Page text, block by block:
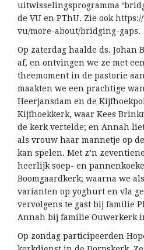
uitwisselingsprogramma
de VU en PThU. Zie ook
vu/more-about/bridging-gaps.
Op zaterdag haalde ds. Johan
af, en ontvingen we ze met
theemoment in de pastorie
maakten we een prachtige
Heerjansdam en de
Kijfhoekkerk, waar Kees
de kerk vertelde; en Annah
als vrouw haar mannetje op
kan spelen. Met z’n
heerlijk soep- en
Boomgaardkerk; waarna we
varianten op yoghurt en vla
vervolgens te gast bij familie
Annah bij familie Ouwerkerk
Op zondag participeerden